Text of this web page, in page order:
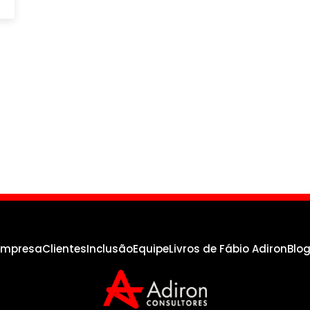
ClientesInclusãoEquipeLivros de Fábio AdironBlog